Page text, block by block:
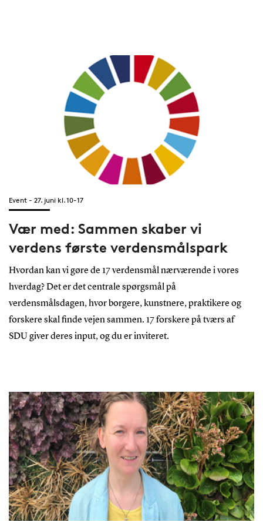
Event - 27. juni kl. 10-17
Vær med: Sammen skaber vi
verdens første verdensmålspark
Hvordan kan vi gøre de 17 verdensmål nærværende i vores
hverdag? Det er det centrale spørgsmål på
verdensmålsdagen, hvor borgere, kunstnere, praktikere og
forskere skal finde vejen sammen. 17 forskere på tværs af
SDU giver deres input, og du er inviteret.